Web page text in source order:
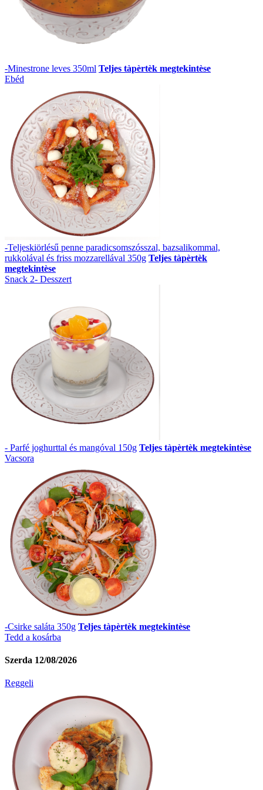
-Minestrone leves 350ml Teljes tàpèrtèk megtekintèse
Ebéd
-Teljeskiörlésű penne paradicsomszósszal, bazsalikommal,
rukkolával és friss mozzarellával 350g Teljes tàpèrtèk
megtekintèse
Snack 2- Desszert
- Parfé joghurttal és mangóval 150g Teljes tàpèrtèk megtekintèse
Vacsora
-Csirke saláta 350g Teljes tàpèrtèk megtekintèse
Tedd a kosárba
Szerda 12/08/2026
Reggeli